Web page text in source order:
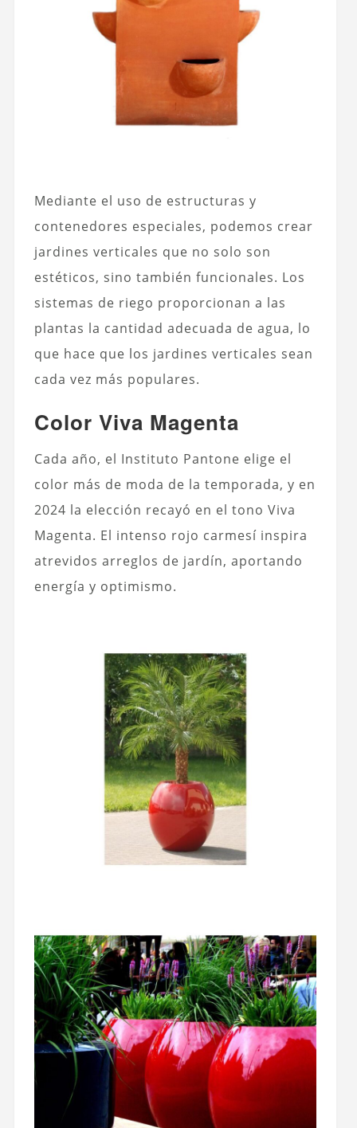
Mediante el uso de estructuras y
contenedores especiales, podemos crear
jardines verticales que no solo son
estéticos, sino también funcionales. Los
sistemas de riego proporcionan a las
plantas la cantidad adecuada de agua, lo
que hace que los jardines verticales sean
cada vez más populares.
Color Viva Magenta
Cada año, el Instituto Pantone elige el
color más de moda de la temporada, y en
2024 la elección recayó en el tono Viva
Magenta. El intenso rojo carmesí inspira
atrevidos arreglos de jardín, aportando
energía y optimismo.